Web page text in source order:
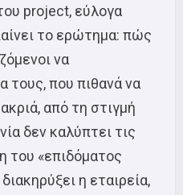
project, εύλογα
το ερώτημα: πώς
να
τους, που πιθανά να
από τη στιγμή
δεν καλύπτει τις
του «επιδόματος
η εταιρεία,